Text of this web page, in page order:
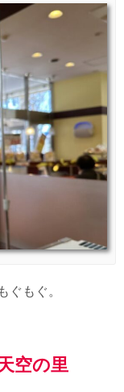
ぐもぐ。
空の里